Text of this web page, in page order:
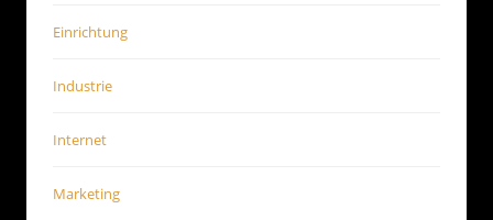
Einrichtung
Industrie
Internet
Marketing